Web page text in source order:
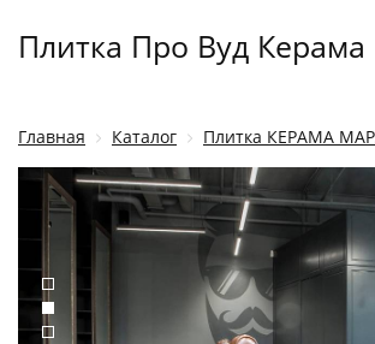
Плитка Про Вуд
Главная Каталог Плитка КЕРАМА